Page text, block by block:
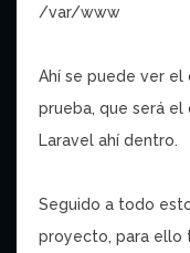
/var/www
Ahí se puede ver
prueba, que será
Laravel ahí dentro.
Seguido a todo
proyecto, para ello